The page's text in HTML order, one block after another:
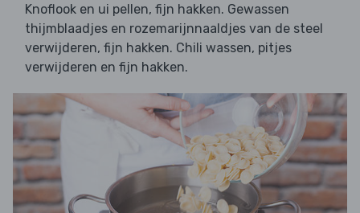
Knoflook en ui pellen, fijn hakken. Gewassen
thijmblaadjes en rozemarijnnaaldjes van de steel
verwijderen, fijn hakken. Chili wassen, pitjes
verwijderen en fijn hakken.